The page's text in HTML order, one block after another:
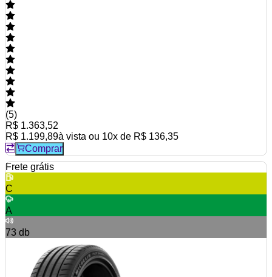
(5)
R$ 1.363,52
R$ 1.199,89à vista ou 10x de R$ 136,35
Comprar
Frete grátis
C
A
73 db